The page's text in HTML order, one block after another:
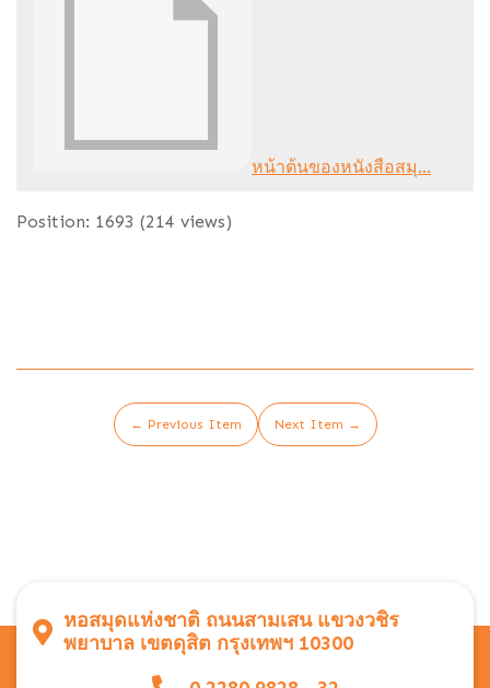
หน้าต้นของหนังสือสมุ...
Position: 1693 (214 views)
← Previous Item Next Item →
หอสมุดแห่งชาติ ถนนสามเสน แขวงวชิร
พยาบาล เขตดุสิต กรุงเทพฯ 10300